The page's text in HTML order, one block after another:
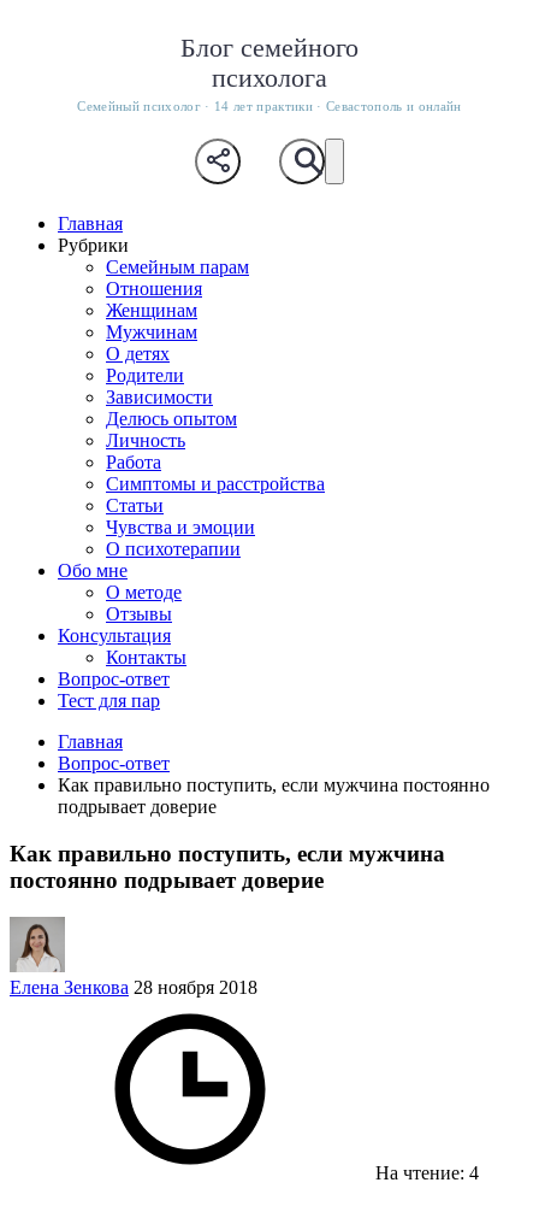
Блог семейного
психолога
Семейный психолог · 14 лет практики · Севастополь и онлайн
Главная
Рубрики
Семейным парам
Отношения
Женщинам
Мужчинам
О детях
Родители
Зависимости
Делюсь опытом
Личность
Работа
Симптомы и расстройства
Статьи
Чувства и эмоции
О психотерапии
Обо мне
О методе
Отзывы
Консультация
Контакты
Вопрос-ответ
Тест для пар
Главная
Вопрос-ответ
Как правильно поступить, если мужчина постоянно
подрывает доверие
Как правильно поступить, если мужчина
постоянно подрывает доверие
Елена Зенкова 28 ноября 2018
На чтение: 4